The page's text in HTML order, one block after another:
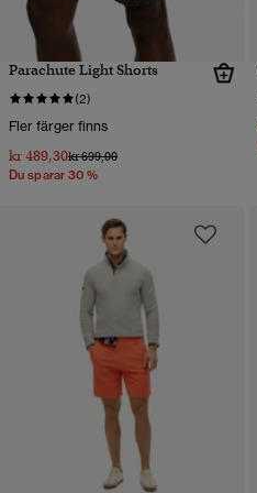
Parachute Light Shorts
(2)
Fler färger finns
kr 489,30Pris reducerat från
kr 699,00till
Du sparar 30 %